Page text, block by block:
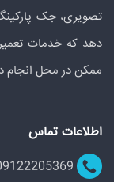
تصویری، جک
دهد که خدمات تعمیر
ممکن در محل انجام
اطلاعات تماس